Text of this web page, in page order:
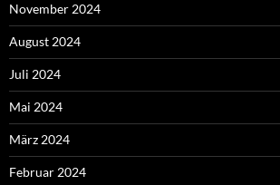
November 2024
August 2024
Juli 2024
Mai 2024
März 2024
Februar 2024